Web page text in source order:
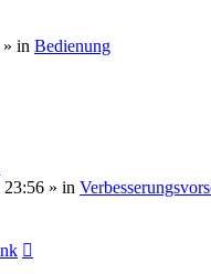
in Bedienung
23:56 » in